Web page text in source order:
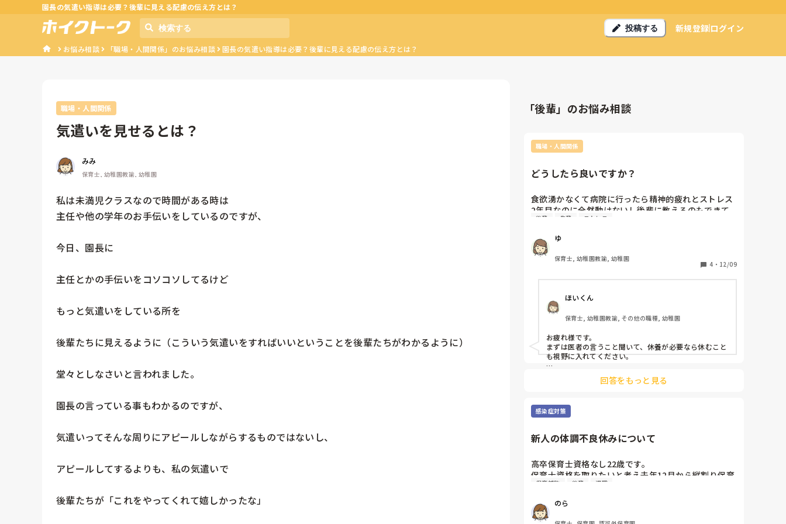
園長の気遣い指導は必要？後輩に見える配慮の伝え方とは？
投稿する 新規登録ログイン
お悩み相談 「職場・人間関係」のお悩み相談 園長の気遣い指導は必要？後輩に見える配慮の伝え方とは？
職場・人間関係
気遣いを見せるとは？
みみ
保育士, 幼稚園教諭, 幼稚園
私は未満児クラスなので時間がある時は
主任や他の学年のお手伝いをしているのですが、
今日、園長に
主任とかの手伝いをコソコソしてるけど
もっと気遣いをしている所を
後輩たちに見えるように（こういう気遣いをすればいいということを後輩たちがわかるように）
堂々としなさいと言われました。
園長の言っている事もわかるのですが、
気遣いってそんな周りにアピールしながらするものではないし、
アピールしてするよりも、私の気遣いで
後輩たちが「これをやってくれて嬉しかったな」
「後輩」のお悩み相談
職場・人間関係
どうしたら良いですか？
食欲湧かなくて病院に行ったら精神的疲れとストレス
2年目なのに全然動けないし後輩に教えるのもできて
いない自分
こんな先輩は嫌だろうなと思ってしまい、ネガティブ
になっていてどうしたら良いでしょうか。もう何もか
もわかりません
後輩 先輩 ストレス
ゆ
保育士, 幼稚園教諭, 幼稚園
4 ・ 12/09
ほいくん
保育士, 幼稚園教諭, その他の職種, 幼稚園
お疲れ様です。
まずは医者の言うこと聞いて、休養が必要なら休むこと
も視野に入れてください。
向いている、向いていないはもちろん人によってありま
すが、１番大切なのは、子どもと過ごす日々に幸せを感
そりゃあ、キレイ事言えば、「子どもたちのために」な
せん。
他の職員も、子どもだって関係ない。まずはあなた自身
が笑顔でいてほしい。
あなたのための人生を、あなたが生きてください！
回答をもっと見る
感染症対策
新人の体調不良休みについて
高卒保育士資格なし22歳です。
保育士資格を取りたいと考え去年12月から縦割り保育
の認可外保育所で正社員として勤務しております。
回（平均して2〜3日ほど？）休んでしまっており、
申し訳なさや情けなさで苦しいです。
保育補助 後輩 退職
のら